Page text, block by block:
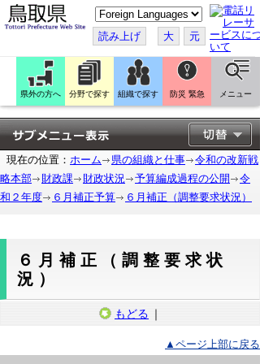
こ
の
ペ
ー
ジ
翻
訳
す
る
読み上げ 大 元
県外の方へ 分野で探す 組織で探す 防災 緊急 メニュー
現在の位置： ホーム 県の組織と仕事
令和の改新戦
略本部
財政課 財政状況 予算編成過程の公開
令
和２年度
６月補正予算 ６月補正（調整要求状況）
６月補正（調整要求状
況）
もどる ｜
▲ページ上部に戻る